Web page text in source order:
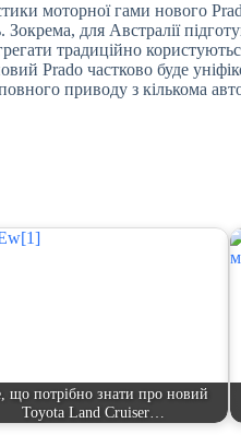
моторної гами нового
для Австралії
традиційно
Prado частково буде
повного приводу з кількома
що потрібно знати про новий
Toyota Land Cruiser…